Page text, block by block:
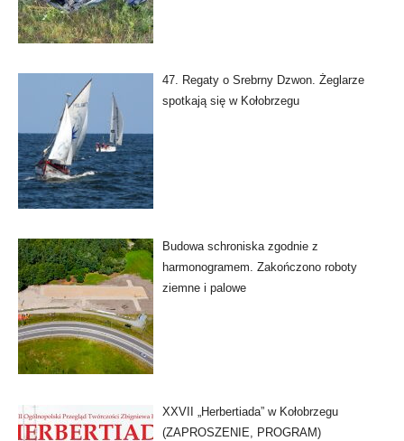
47. Regaty o Srebrny Dzwon. Żeglarze
spotkają się w Kołobrzegu
Budowa schroniska zgodnie z
harmonogramem. Zakończono roboty
ziemne i palowe
XXVII „Herbertiada” w Kołobrzegu
(ZAPROSZENIE, PROGRAM)